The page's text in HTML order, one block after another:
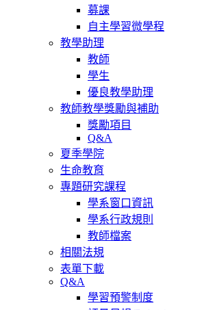
募課
自主學習微學程
教學助理
教師
學生
優良教學助理
教師教學獎勵與補助
獎勵項目
Q&A
夏季學院
生命教育
專題研究課程
學系窗口資訊
學系行政規則
教師檔案
相關法規
表單下載
Q&A
學習預警制度